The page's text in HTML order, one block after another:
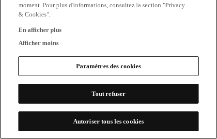
moment. Pour plus d'informations, consultez la section "Privacy
& Cookies".
En afficher plus
Afficher moins
Paramètres des cookies
Tout refuser
Autoriser tous les cookies